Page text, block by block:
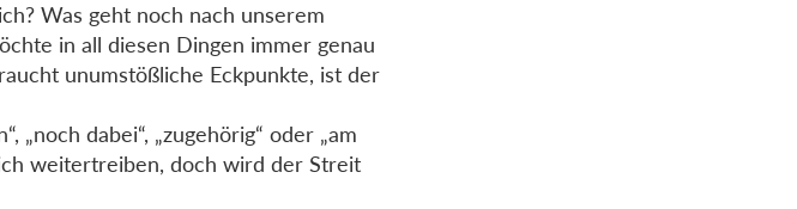
Was geht noch nach unserem
in all diesen Dingen immer genau
unumstößliche Eckpunkte, ist der
„noch dabei“, „zugehörig“ oder „am
weitertreiben, doch wird der Streit